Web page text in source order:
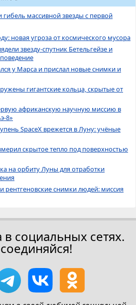
массивной звезды с первой
новая угроза от космического мусора
звезду-спутник Бетельгейзе и
у Марса и прислал новые снимки и
гигантские кольца, скрытые от
африканскую научную миссию в
8»
SpaceX врежется в Луну: учёные
скрытое тепло под поверхностью
на орбиту Луны для отработки
рентгеновские снимки людей: миссия
социальных сетях.